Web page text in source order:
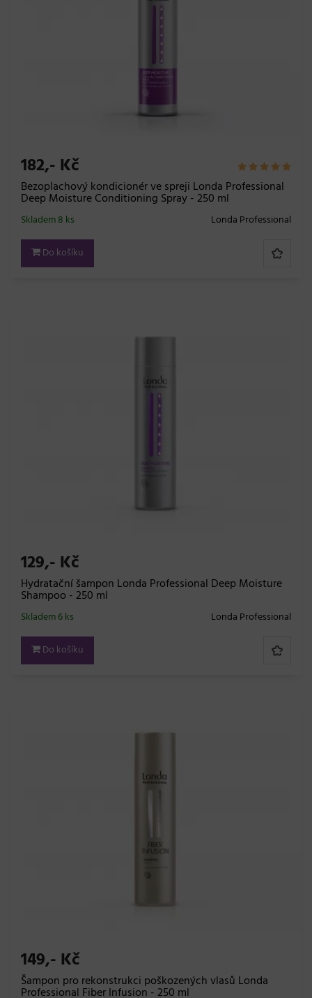
182,- Kč
Bezoplachový kondicionér ve spreji Londa Professional
Deep Moisture Conditioning Spray - 250 ml
Londa Professional
Skladem 8 ks
Do košíku
129,- Kč
Hydratační šampon Londa Professional Deep Moisture
Shampoo - 250 ml
Londa Professional
Skladem 6 ks
Do košíku
149,- Kč
Šampon pro rekonstrukci poškozených vlasů Londa
Professional Fiber Infusion - 250 ml